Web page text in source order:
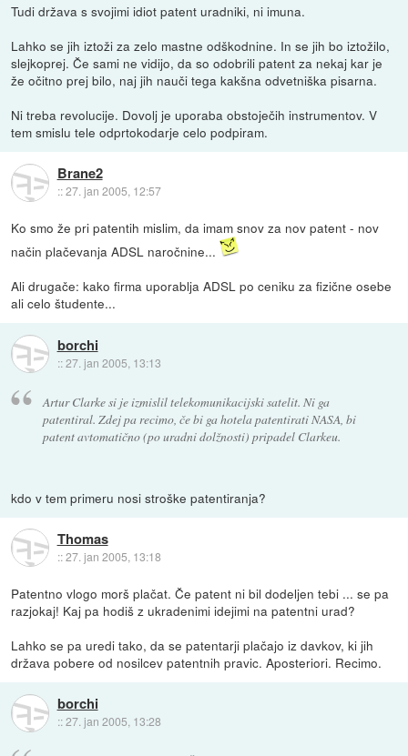
Tudi država s svojimi idiot patent uradniki, ni imuna.
Lahko se jih iztoži za zelo mastne odškodnine. In se jih bo iztožilo,
slejkoprej. Če sami ne vidijo, da so odobrili patent za nekaj kar je
že očitno prej bilo, naj jih nauči tega kakšna odvetniška pisarna.
Ni treba revolucije. Dovolj je uporaba obstoječih instrumentov. V
tem smislu tele odprtokodarje celo podpiram.
Brane2
::27. jan 2005, 12:57
Ko smo že pri patentih mislim, da imam snov za nov patent - nov
način plačevanja ADSL naročnine...
Ali drugače: kako firma uporablja ADSL po ceniku za fizične osebe
ali celo študente...
borchi
::27. jan 2005, 13:13
Artur Clarke si je izmislil telekomunikacijski satelit. Ni ga
patentiral. Zdej pa recimo, če bi ga hotela patentirati NASA, bi
patent avtomatično (po uradni dolžnosti) pripadel Clarkeu.
kdo v tem primeru nosi stroške patentiranja?
Thomas
::27. jan 2005, 13:18
Patentno vlogo morš plačat. Če patent ni bil dodeljen tebi ... se pa
razjokaj! Kaj pa hodiš z ukradenimi idejimi na patentni urad?
Lahko se pa uredi tako, da se patentarji plačajo iz davkov, ki jih
država pobere od nosilcev patentnih pravic. Aposteriori. Recimo.
borchi
::27. jan 2005, 13:28